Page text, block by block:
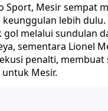
Sport, Mesir sempat
lebih dulu.
melalui sundulan
sementara Lionel
penalti, membuat
Mesir.